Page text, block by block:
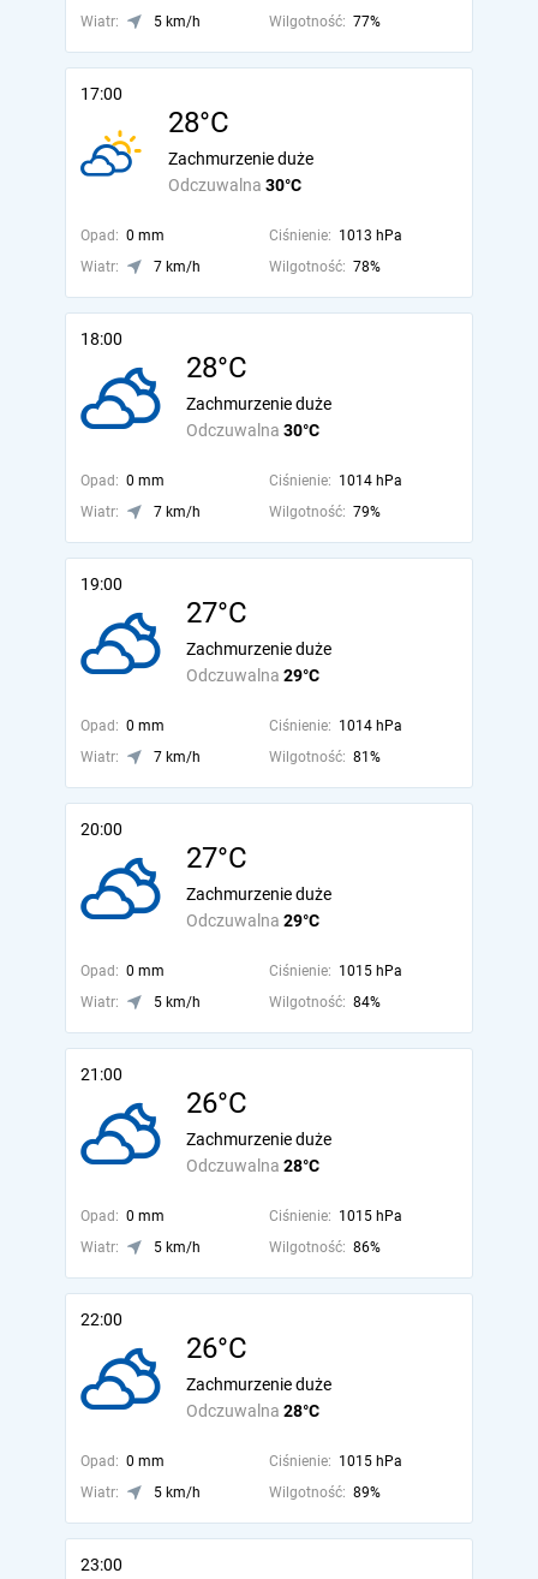
Wiatr:
5 km/h Wilgotność: 77%
17:00
28°C
Odczuwalna 30°C
Zachmurzenie duże
Opad: 0 mm Ciśnienie: 1013 hPa
Wiatr:
7 km/h Wilgotność: 78%
18:00
28°C
Odczuwalna 30°C
Zachmurzenie duże
Opad: 0 mm Ciśnienie: 1014 hPa
Wiatr:
7 km/h Wilgotność: 79%
19:00
27°C
Odczuwalna 29°C
Zachmurzenie duże
Opad: 0 mm Ciśnienie: 1014 hPa
Wiatr:
7 km/h Wilgotność: 81%
20:00
27°C
Odczuwalna 29°C
Zachmurzenie duże
Opad: 0 mm Ciśnienie: 1015 hPa
Wiatr:
5 km/h Wilgotność: 84%
21:00
26°C
Odczuwalna 28°C
Zachmurzenie duże
Opad: 0 mm Ciśnienie: 1015 hPa
Wiatr:
5 km/h Wilgotność: 86%
22:00
26°C
Odczuwalna 28°C
Zachmurzenie duże
Opad: 0 mm Ciśnienie: 1015 hPa
Wiatr:
5 km/h Wilgotność: 89%
23:00